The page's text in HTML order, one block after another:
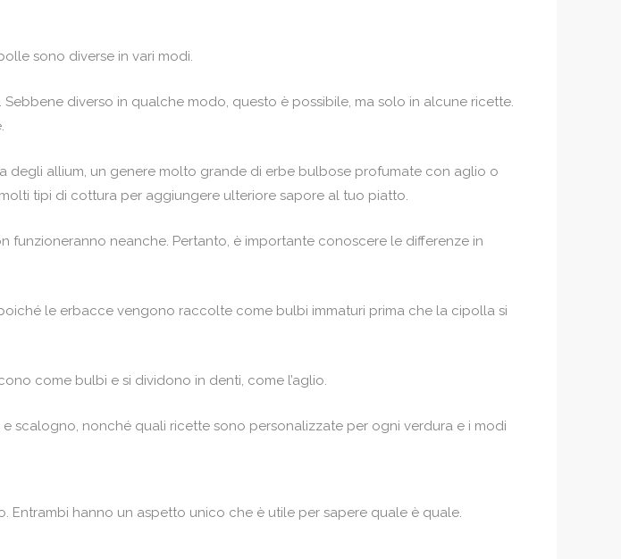
sono diverse in vari modi.
diverso in qualche modo, questo è possibile, ma solo in alcune ricette.
allium, un genere molto grande di erbe bulbose profumate con aglio o
tipi di cottura per aggiungere ulteriore sapore al tuo piatto.
neanche. Pertanto, è importante conoscere le differenze in
le erbacce vengono raccolte come bulbi immaturi prima che la cipolla si
come bulbi e si dividono in denti, come l’aglio.
scalogno, nonché quali ricette sono personalizzate per ogni verdura e i modi
hanno un aspetto unico che è utile per sapere quale è quale.